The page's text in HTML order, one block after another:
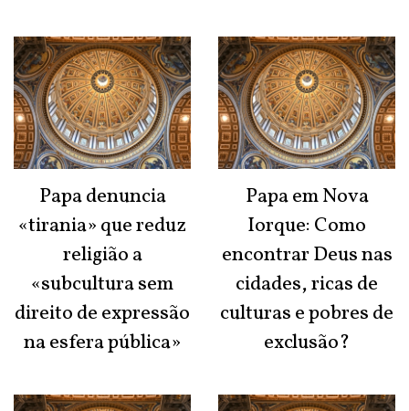
Papa denuncia
«tirania» que reduz
religião a
«subcultura sem
direito de expressão
na esfera pública»
Papa em Nova
Iorque: Como
encontrar Deus nas
cidades, ricas de
culturas e pobres de
exclusão?